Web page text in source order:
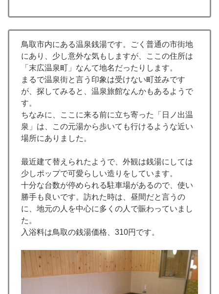
鳥取市内にある温泉銭湯です。ごく普通の市街地
にあり、少し意外な気もしますが、ここの住所は
「末広温泉町」なんて地名だったりします。
まるで温泉街と言う印象は受けない町並みです
が、探してみると、温泉旅館なんかもあるようで
す。
ちなみに、ここに来る前に立ち寄った「日ノ出温
泉」は、この元湯から歩いても行けるような近い
場所にありました。
最近建て替えられたようで、外観は銭湯にしては
少しポップで可愛らしい造りをしています。
十分な台数が停められる駐車場があるので、使い
勝手も良いです。訪れた時は、昼間だと言うの
に、地元の人を中心に多くの人で賑わっていまし
た。
入浴料は鳥取の銭湯価格、310円です。